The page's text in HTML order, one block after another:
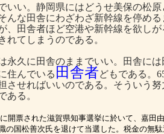
いい。静岡県にはどうせ美保の松原
んな田舎にわざわざ新幹線を停め
、田舎者ほど空港や新幹線を欲し
れてしまうのである。
永久に田舎のままでいい。田舎に
住んでいる 田舎者どもである。
させればいいのである。そういう
ある。
開票された滋賀県知事選挙に於いて、嘉田
の国松善次氏を退けて当選した。税金の無